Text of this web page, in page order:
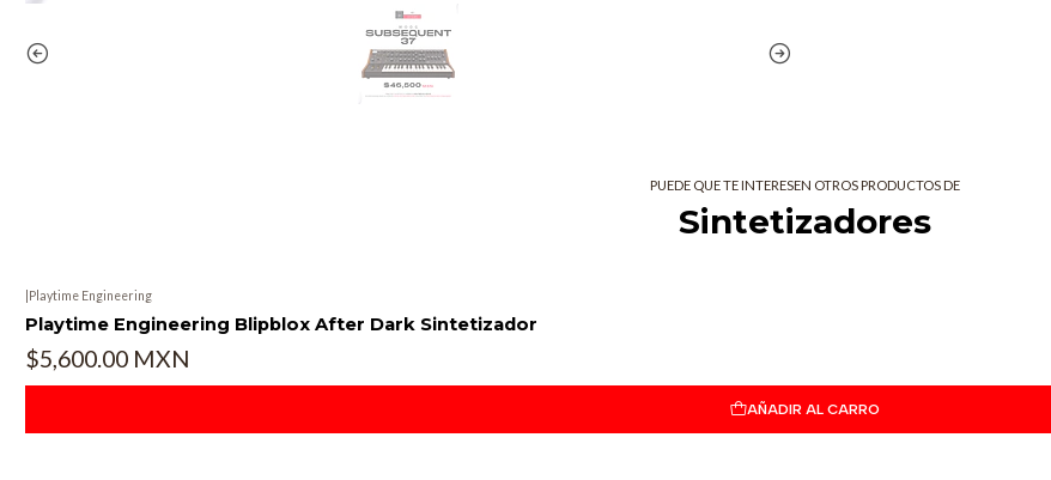
PUEDE QUE TE INTERESEN OTROS PRODUCTOS DE
Sintetizadores
Playtime Engineering
Playtime Engineering Blipblox After Dark Sintetizador
$5,600.00 MXN
AÑADIR AL CARRO